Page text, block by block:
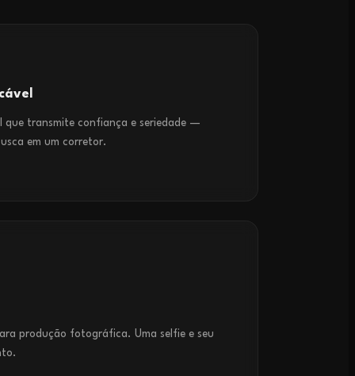
que transmite confiança e seriedade —
em um corretor.
produção fotográfica. Uma selfie e seu